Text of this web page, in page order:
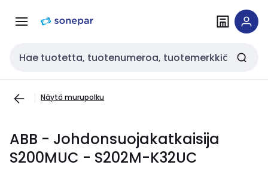
navigointiinsisältöön
Haku
Näytä murupolku
ABB - Johdonsuojakatkaisija
S200MUC - S202M-K32UC